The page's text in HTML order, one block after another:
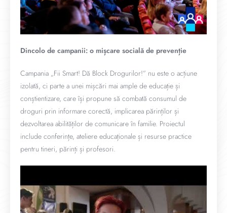
Dincolo de campanii: o mișcare socială de prevenție
Campania „Fii Smart! Dă Block Drogurilor!” nu este o acțiune
izolată, ci parte a unei mișcări mai ample de educație și
conștientizare, care își propune să combată consumul de
droguri prin informare corectă, implicarea părinților și
dezvoltarea abilităților de comunicare în familie. Proiectul
include conferințe, ateliere educaționale și resurse practice
pentru tineri, părinți și profesori.